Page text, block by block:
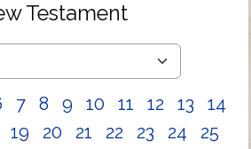
Testament
7 8 9 10 11 12 13
14
19 20 21 22 23 24
25